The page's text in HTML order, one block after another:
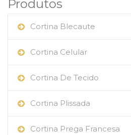
Produtos
Cortina Blecaute
Cortina Celular
Cortina De Tecido
Cortina Plissada
Cortina Prega Francesa